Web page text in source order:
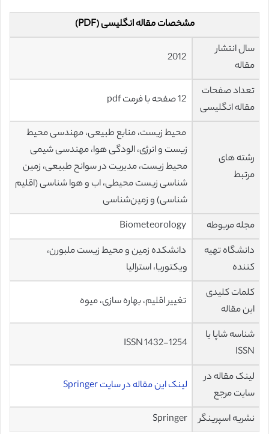
مشخصات مقاله انگلیسی (PDF)
سال انتشار
مقاله
تعداد صفحات
مقاله انگلیسی
رشته های
مرتبط
محیط زیست، منابع طبیعی، مهندسی محیط
زیست و انرژی، الودگی هوا، مهندسی شیمی
محیط زیست، مدیریت در سوانح طبیعی، زمین
شناسی زیست محیطی، اب و هوا شناسی (اقلیم
شناسی) و زمین‌شناسی
مجله مربوطه
دانشگاه تهیه
کننده
دانشکده زمین و محیط زیست ملبورن،
ویکتوریا، استرالیا
کلمات کلیدی
این مقاله
تغییر اقلیم، بهاره سازی، میوه
شناسه شاپا یا
ISSN
ISSN 1432-1254
لینک مقاله در
سایت مرجع
لینک این مقاله در سایت Springer
نشریه اسپرینگر Springer